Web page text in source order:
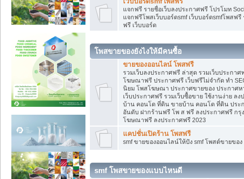
แจกฟรี รายชื่อเว็บลงประกาศฟรี โปรโมท
แจกฟรีโพสเว็บบอร์ดsmf เว็บบอร์ดsmfโพสฟ
ฟรี เว็บบอร์ด
โพสขายของยังไงให้มีคนซื้อ
ขายของออนไลน์ โพสฟรี
รวมเว็บลงประกาศฟรี ล่าสุด รวมเว็บประก
โฆษณาฟรี ประกาศฟรี เว็บฟรีไม่จำกัด ทำ
นิยม โพสโฆษณา ประกาศขายของ ประกาศห
เว็บประกาศฟรี รวมเว็บซื้อขาย ใช้งานง่าย ล
บ้าน คอนโด ที่ดิน ขายบ้าน คอนโด ที่ดิน ประ
อันดับ ฝากร้านฟรี โพ ส ฟรี ลงประกาศฟรี กรุ
โฆษณาฟรี ลงประกาศฟรี 2023
แคปชั่นเปิดร้าน โพสฟรี
smf ขายของออนไลน์ให้ปัง smf โพสต์ขายขอ
smf โพสขายของแบบไหนดี